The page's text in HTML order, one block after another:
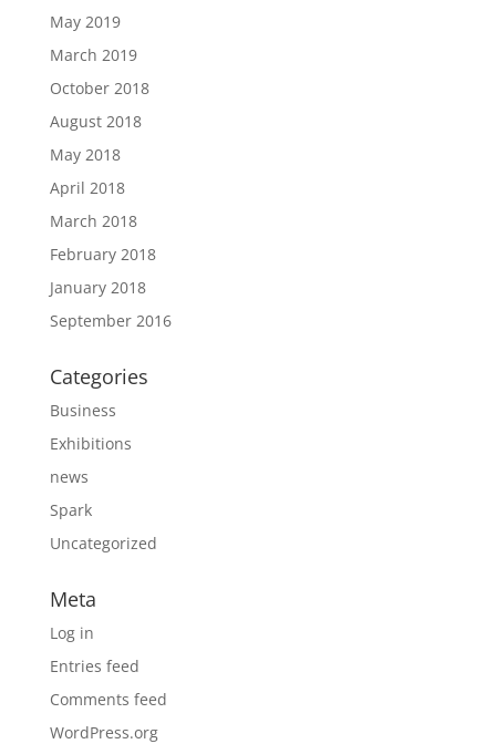
May 2019
March 2019
October 2018
August 2018
May 2018
April 2018
March 2018
February 2018
January 2018
September 2016
Categories
Business
Exhibitions
news
Spark
Uncategorized
Meta
Log in
Entries feed
Comments feed
WordPress.org